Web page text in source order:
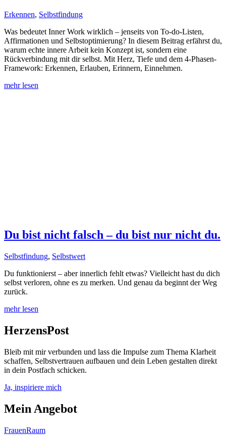
Erkennen, Selbstfindung
Was bedeutet Inner Work wirklich – jenseits von To-do-Listen,
Affirmationen und Selbstoptimierung? In diesem Beitrag erfährst du,
warum echte innere Arbeit kein Konzept ist, sondern eine
Rückverbindung mit dir selbst. Mit Herz, Tiefe und dem 4-Phasen-
Framework: Erkennen, Erlauben, Erinnern, Einnehmen.
mehr lesen
Du bist nicht falsch – du bist nur nicht du.
Selbstfindung, Selbstwert
Du funktionierst – aber innerlich fehlt etwas? Vielleicht hast du dich
selbst verloren, ohne es zu merken. Und genau da beginnt der Weg
zurück.
mehr lesen
HerzensPost
Bleib mit mir verbunden und lass die Impulse zum Thema Klarheit
schaffen, Selbstvertrauen aufbauen und dein Leben gestalten direkt
in dein Postfach schicken.
Ja, inspiriere mich
Mein Angebot
FrauenRaum